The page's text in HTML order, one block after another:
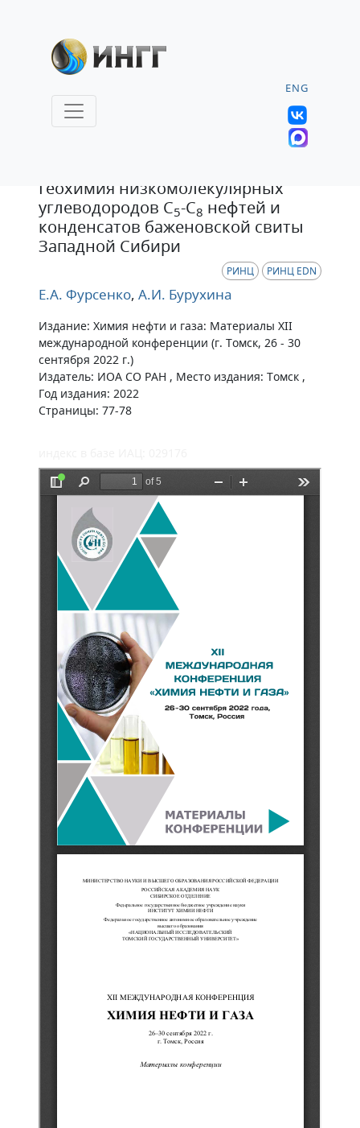
ENG
Геохимия низкомолекулярных
углеводородов C5-C8 нефтей и
конденсатов баженовской свиты
Западной Сибири
РИНЦ РИНЦ EDN
Е.А. Фурсенко, А.И. Бурухина
Издание: Химия нефти и газа: Материалы XII
международной конференции (г. Томск, 26 - 30
сентября 2022 г.)
Издатель: ИОА СО РАН , Место издания: Томск ,
Год издания: 2022
Страницы: 77-78